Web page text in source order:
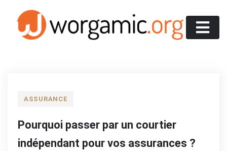
content
ASSURANCE
Pourquoi passer par un courtier
indépendant pour vos assurances ?